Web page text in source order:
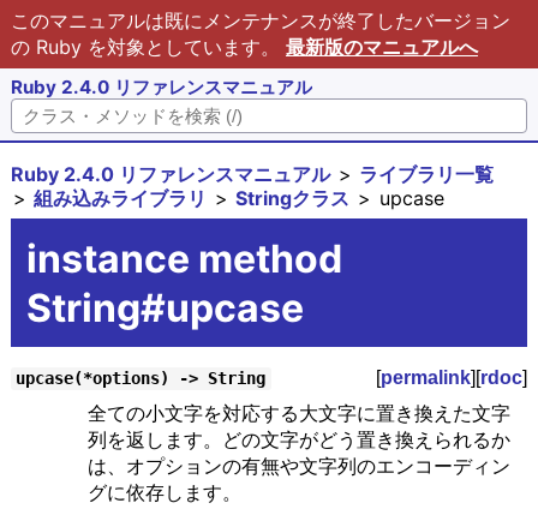
このマニュアルは既にメンテナンスが終了したバージョン
の Ruby を対象としています。 最新版のマニュアルへ
Ruby 2.4.0 リファレンスマニュアル
Ruby 2.4.0 リファレンスマニュアル
ライブラリ一覧
組み込みライブラリ
Stringクラス upcase
instance method
String#upcase
upcase(*options) -> String [permalink][rdoc]
全ての小文字を対応する大文字に置き換えた文字
列を返します。どの文字がどう置き換えられるか
は、オプションの有無や文字列のエンコーディン
グに依存します。